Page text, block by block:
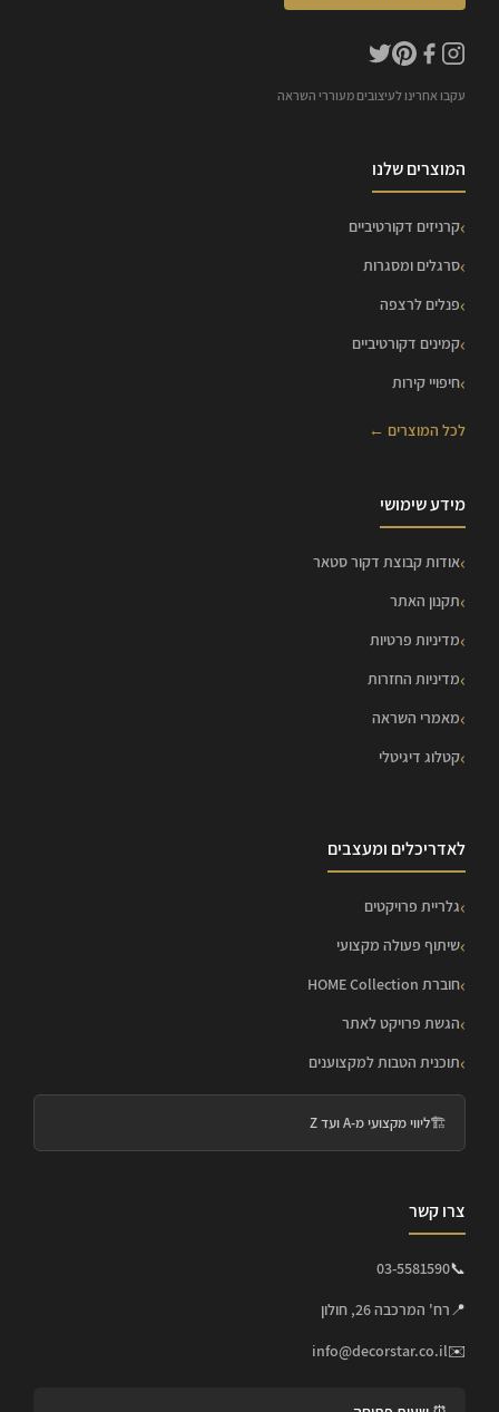
עקבו אחרינו לעיצובים מעוררי השראה
המוצרים שלנו
קרניזים דקורטיביים
סרגלים ומסגרות
פנלים לרצפה
קמינים דקורטיביים
חיפויי קירות
לכל המוצרים ←
מידע שימושי
אודות קבוצת דקור סטאר
תקנון האתר
מדיניות פרטיות
מדיניות החזרות
מאמרי השראה
קטלוג דיגיטלי
לאדריכלים ומעצבים
גלריית פרויקטים
שיתוף פעולה מקצועי
חוברת HOME Collection
הגשת פרויקט לאתר
תוכנית הטבות למקצוענים
🏗️ליווי מקצועי מ-A ועד Z
צרו קשר
📞
03-5581590
📍רח' המרכבה 26, חולון
✉️
info@decorstar.co.il